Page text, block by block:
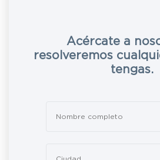
Acércate a
resolveremos
tengas.